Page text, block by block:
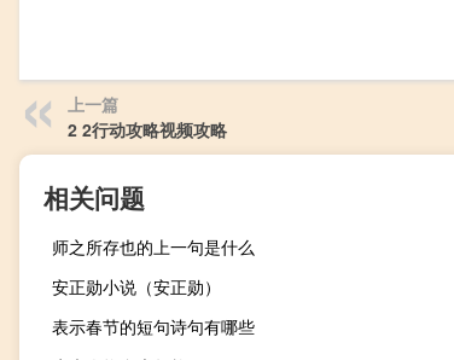
上一篇
2 2行动攻略视频攻略
相关问题
师之所存也的上一句是什么
安正勋小说（安正勋）
表示春节的短句诗句有哪些